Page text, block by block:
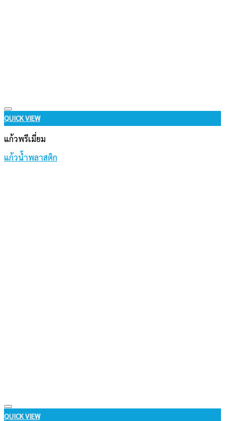
Add to wishlist
QUICK VIEW
แก้วพรีเมี่ยม
แก้วน้ำพลาสติก
Add to wishlist
QUICK VIEW